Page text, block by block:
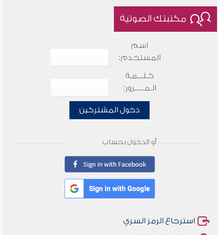
مكتبتك الصوتية
اسم
المستخدم:
كـلـــمـة
الـمـــــرور:
دخول المشتركين
أو الدخول بحساب
استرجاع الرمز السري